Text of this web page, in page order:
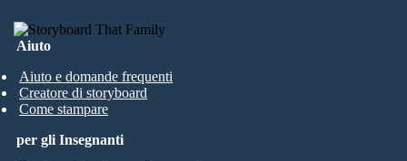
Aiuto
Aiuto e domande frequenti
Creatore di storyboard
Come stampare
per gli Insegnanti